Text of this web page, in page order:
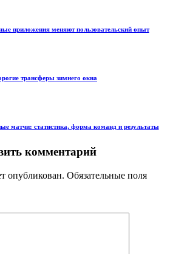
приложения меняют пользовательский опыт
трансферы зимнего окна
матчи: статистика, форма команд и результаты
комментарий
опубликован. Обязательные поля